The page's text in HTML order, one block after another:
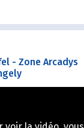
- Zone Arcadys